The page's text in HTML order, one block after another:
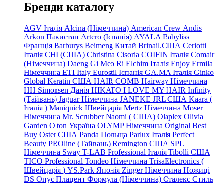
Бренди каталогу
AGV Італія Alcina (Німеччина) American Crew Andis
Arkon Пакистан Artero (Іспанія) AYALA Babyliss
Франція Barburys Beimeng Китай Brinail.США Ceriotti
Італія CHI (США) Christina Cisoria COIFIN Італія Comair
(Німеччина) Daeng Gi Meo Ri Elchim Італія Enjoy Ermila
Німеччина ETI Italy Eurostil Іспанія GA.MA Італія Ginko
Global Keratin США HAIR COMB Hairway Німеччина
HH Simonsen Данія HIKATO I LOVE MY HAIR Infinity
(Тайвань) Jaguar Німеччина JANEKE JRL США Kaara (
Італія ) Maniquick Швейцарія Mertz Німеччина Moser
Німеччина Mr. Scrubber Naomi ( США) Olaplex Olivia
Garden Olton Україна OLYMP Німеччина Original Best
Buy Oster США Panda Польща Parlux Італія Perfect
Beauty PROline (Тайвань) Remington США SPL
Німеччина Sway T-LAB Professional Італія Tibolli США
TICO Professional Tondeo Німеччина TrisaElectronics (
Швейцарія ) YS.Park Японія Zinger Німеччина Ножиці
DS Опус Плацент Формула (Німеччина) Сталекс Стиль